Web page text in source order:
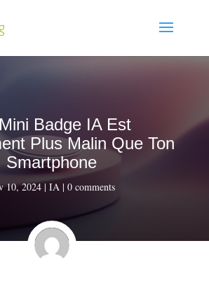
Badge IA Est
Plus Malin Que Ton
Smartphone
10, 2024| IA | 0 comments